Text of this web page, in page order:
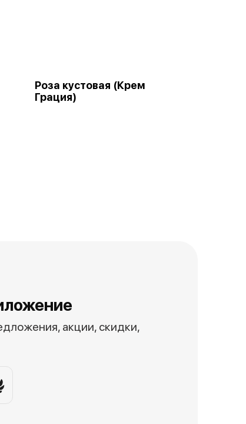
Роза кустовая (Крем
Грация)
акции, скидки,